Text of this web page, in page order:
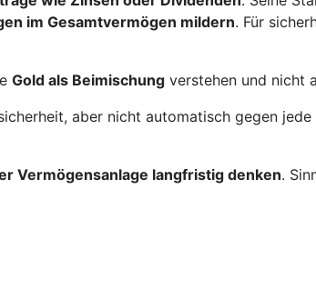
im Gesamtvermögen mildern. Für
Gold als Beimischung verstehen und nicht
aber nicht automatisch gegen
Vermögensanlage langfristig denken.